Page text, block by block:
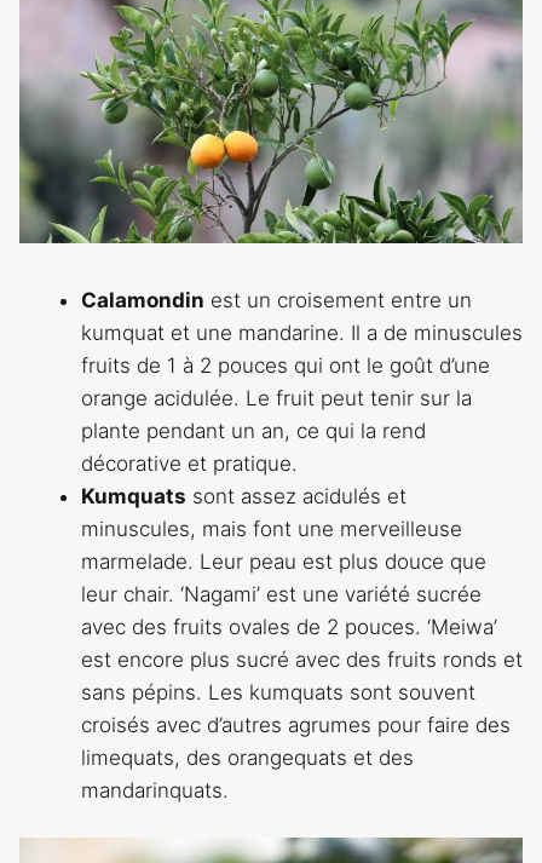
Calamondin est un croisement entre un
kumquat et une mandarine. Il a de minuscules
fruits de 1 à 2 pouces qui ont le goût d’une
orange acidulée. Le fruit peut tenir sur la
plante pendant un an, ce qui la rend
décorative et pratique.
Kumquats sont assez acidulés et
minuscules, mais font une merveilleuse
marmelade. Leur peau est plus douce que
leur chair. ‘Nagami’ est une variété sucrée
avec des fruits ovales de 2 pouces. ‘Meiwa’
est encore plus sucré avec des fruits ronds et
sans pépins. Les kumquats sont souvent
croisés avec d’autres agrumes pour faire des
limequats, des orangequats et des
mandarinquats.